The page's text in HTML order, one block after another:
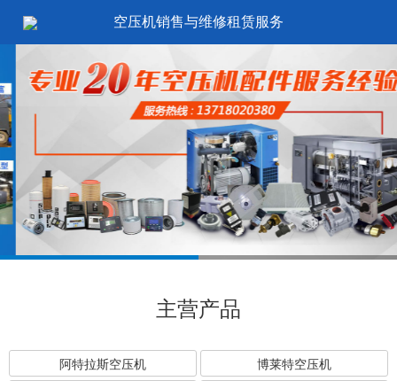
空压机销售与维修租赁服务
主营产品
阿特拉斯空压机 博莱特空压机